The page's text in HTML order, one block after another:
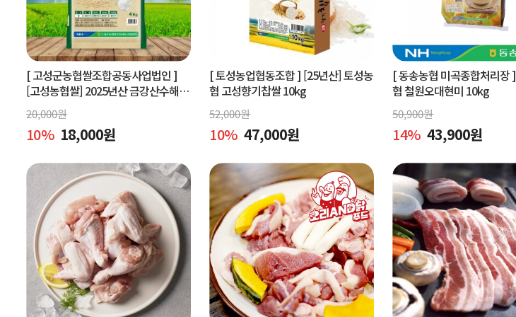
[ 고성군농협쌀조합공동사업법인 ]
[고성농협쌀] 2025년산 금강산수해앤
들미 4kg (상등급) 당일도정
20,000원
10% 18,000원
[ 토성농업협동조합 ] [25년산] 토성농
협 고성향기찹쌀 10kg
52,000원
10% 47,000원
[ 동송농협 미곡종합처리장 ]
협 철원오대현미 10kg
50,900원
14% 43,900원